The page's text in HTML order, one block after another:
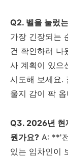
Q2. 벨을 눌렀
가장 긴장되는
건 확인하러 나
사 계획이 있으
시도해 보세요.
울지 감이 팍 옵
Q3. 2026년 현
뭔가요? A: **'
있는 임차인이